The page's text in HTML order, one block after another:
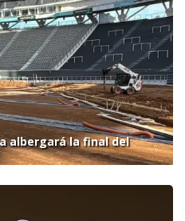
albergará la final del